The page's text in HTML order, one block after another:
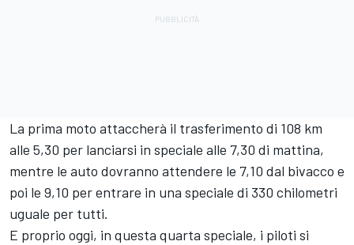
La prima moto attaccherà il trasferimento di 108 km
alle 5,30 per lanciarsi in speciale alle 7,30 di mattina,
mentre le auto dovranno attendere le 7,10 dal bivacco e
poi le 9,10 per entrare in una speciale di 330 chilometri
uguale per tutti.
E proprio oggi, in questa quarta speciale, i piloti si